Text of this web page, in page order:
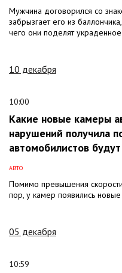
Мужчина договорился со
забрызгает его из
чего они поделят украденное.
10 декабря
10:00
Какие новые камеры
нарушений получила
автомобилистов
АВТО
Помимо превышения
пор, у камер появились
05 декабря
10:59